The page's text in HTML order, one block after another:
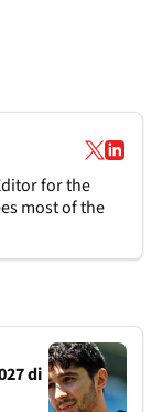
for the
most of the
di